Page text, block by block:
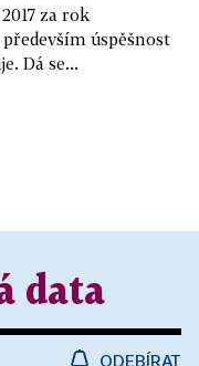
za rok
úspěšnost
Dá se...
data
ODEBÍRAT